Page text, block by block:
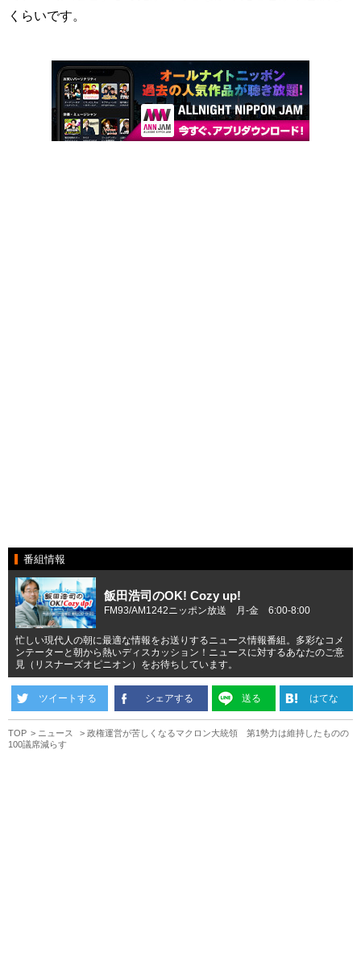
くらいです。
番組情報
飯田浩司のOK! Cozy up!
FM93/AM1242ニッポン放送 月-金 6:00-8:00
忙しい現代人の朝に最適な情報をお送りするニュース情報番組。多彩なコメ
ンテーターと朝から熱いディスカッション！ニュースに対するあなたのご意
見（リスナーズオピニオン）をお待ちしています。
ツイートする シェアする 送る はてな
TOP ニュース
政権運営が苦しくなるマクロン大統領 第1勢力は維持したものの
100議席減らす